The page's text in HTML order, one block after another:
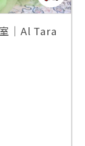
｜Al Tara